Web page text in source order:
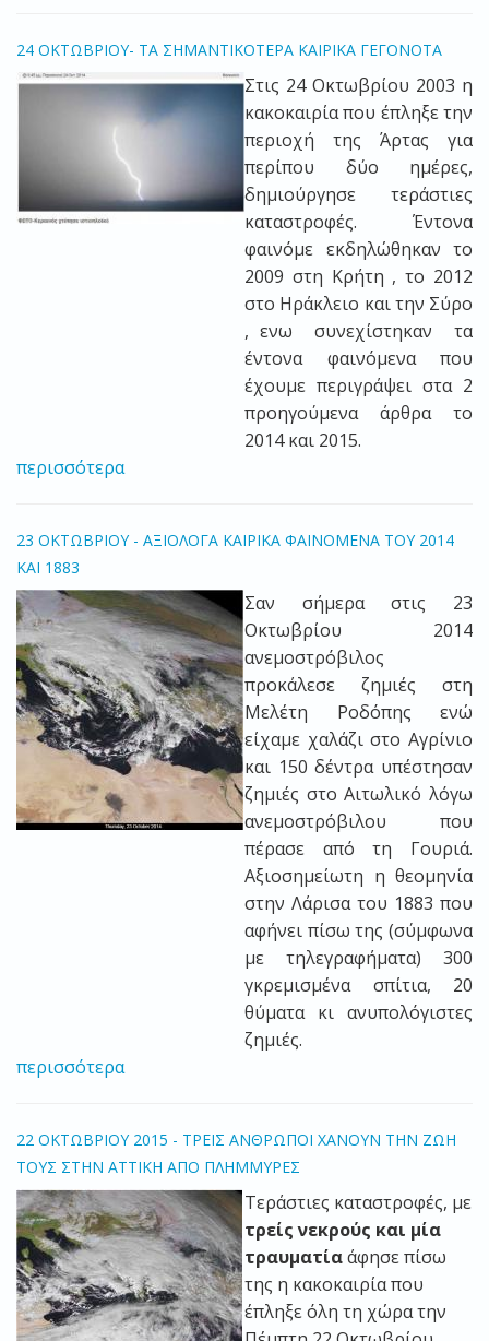
24 ΟΚΤΩΒΡΙΟΥ- ΤΑ ΣΗΜΑΝΤΙΚΟΤΕΡΑ ΚΑΙΡΙΚΑ ΓΕΓΟΝΟΤΑ
Στις 24 Οκτωβρίου 2003 η
κακοκαιρία που έπληξε την
περιοχή της Άρτας για
περίπου δύο ημέρες,
δημιούργησε τεράστιες
καταστροφές. Έντονα
φαινόμε εκδηλώθηκαν το
2009 στη Κρήτη , το 2012
στο Ηράκλειο και την Σύρο
, ενω συνεχίστηκαν τα
έντονα φαινόμενα που
έχουμε περιγράψει στα 2
προηγούμενα άρθρα το
2014 και 2015.
περισσότερα
23 ΟΚΤΩΒΡΙΟΥ - ΑΞΙΟΛΟΓΑ ΚΑΙΡΙΚΑ ΦΑΙΝΟΜΕΝΑ ΤΟΥ 2014
ΚΑΙ 1883
Σαν σήμερα στις 23
Οκτωβρίου 2014
ανεμοστρόβιλος
προκάλεσε ζημιές στη
Μελέτη Ροδόπης ενώ
είχαμε χαλάζι στο Αγρίνιο
και 150 δέντρα υπέστησαν
ζημιές στο Αιτωλικό λόγω
ανεμοστρόβιλου που
πέρασε από τη Γουριά.
Αξιοσημείωτη η θεομηνία
στην Λάρισα του 1883 που
αφήνει πίσω της (σύμφωνα
με τηλεγραφήματα) 300
γκρεμισμένα σπίτια, 20
θύματα κι ανυπολόγιστες
ζημιές.
περισσότερα
22 ΟΚΤΩΒΡΙΟΥ 2015 - ΤΡΕΙΣ ΑΝΘΡΩΠΟΙ ΧΑΝΟΥΝ ΤΗΝ ΖΩΗ
ΤΟΥΣ ΣΤΗΝ ΑΤΤΙΚΗ ΑΠΟ ΠΛΗΜΜΥΡΕΣ
Τεράστιες καταστροφές, με
τρείς νεκρούς και μία
τραυματίαάφησε πίσω
της η κακοκαιρία που
έπληξε όλη τη χώρα την